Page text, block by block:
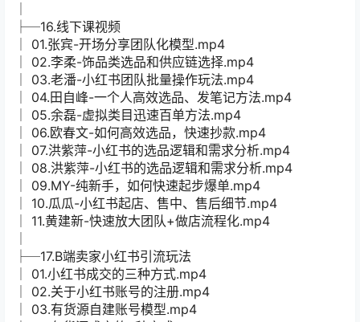
├─16.线下课视频
│ 01.张宾-开场分享团队化模型.mp4
│ 02.李柔-饰品类选品和供应链选择.mp4
│ 03.老潘-小红书团队批量操作玩法.mp4
│ 04.田自峰-一个人高效选品、发笔记方法.mp4
│ 05.余磊-虚拟类目迅速百单方法.mp4
│ 06.欧春文-如何高效选品，快速抄款.mp4
│ 07.洪紫萍-小红书的选品逻辑和需求分析.mp4
│ 08.洪紫萍-小红书的选品逻辑和需求分析.mp4
│ 09.MY-纯新手，如何快速起步爆单.mp4
│ 10.瓜瓜-小红书起店、售中、售后细节.mp4
│ 11.黄建新-快速放大团队+做店流程化.mp4
├─17.B端卖家小红书引流玩法
│ 01.小红书成交的三种方式.mp4
│ 02.关于小红书账号的注册.mp4
│ 03.有货源自建账号模型.mp4